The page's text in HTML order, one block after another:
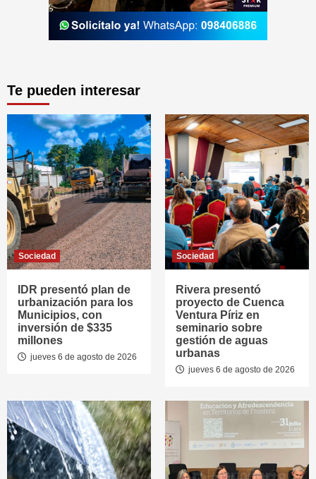
Te pueden interesar
Sociedad
IDR presentó plan de
urbanización para los
Municipios, con
inversión de $335
millones
jueves 6 de agosto de 2026
Sociedad
Rivera presentó
proyecto de Cuenca
Ventura Píriz en
seminario sobre
gestión de aguas
urbanas
jueves 6 de agosto de 2026